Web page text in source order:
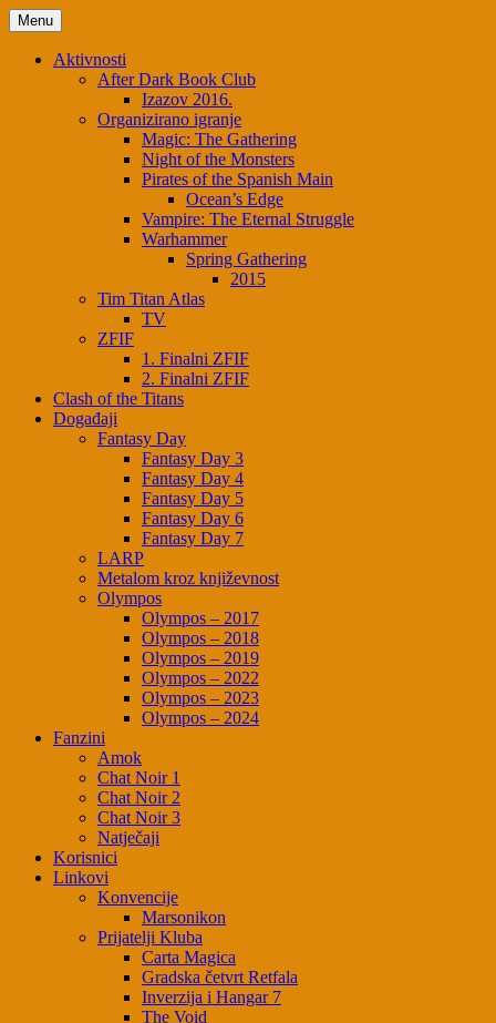
Skip
to
content
Menu
Aktivnosti
After Dark Book Club
Izazov 2016.
Organizirano igranje
Magic: The Gathering
Night of the Monsters
Pirates of the Spanish Main
Ocean’s Edge
Vampire: The Eternal Struggle
Warhammer
Spring Gathering
2015
Tim Titan Atlas
TV
ZFIF
1. Finalni ZFIF
2. Finalni ZFIF
Clash of the Titans
Događaji
Fantasy Day
Fantasy Day 3
Fantasy Day 4
Fantasy Day 5
Fantasy Day 6
Fantasy Day 7
LARP
Metalom kroz književnost
Olympos
Olympos – 2017
Olympos – 2018
Olympos – 2019
Olympos – 2022
Olympos – 2023
Olympos – 2024
Fanzini
Amok
Chat Noir 1
Chat Noir 2
Chat Noir 3
Natječaji
Korisnici
Linkovi
Konvencije
Marsonikon
Prijatelji Kluba
Carta Magica
Gradska četvrt Retfala
Inverzija i Hangar 7
The Void